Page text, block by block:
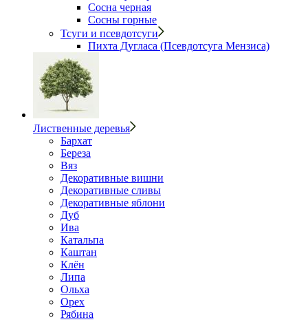
Сосна черная
Сосны горные
Тсуги и псевдотсуги
Пихта Дугласа (Псевдотсуга Мензиса)
Лиственные деревья
Бархат
Береза
Вяз
Декоративные вишни
Декоративные сливы
Декоративные яблони
Дуб
Ива
Катальпа
Каштан
Клён
Липа
Ольха
Орех
Рябина